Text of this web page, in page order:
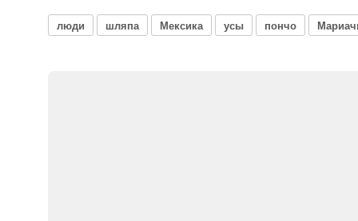
люди шляпа Мексика усы пончо